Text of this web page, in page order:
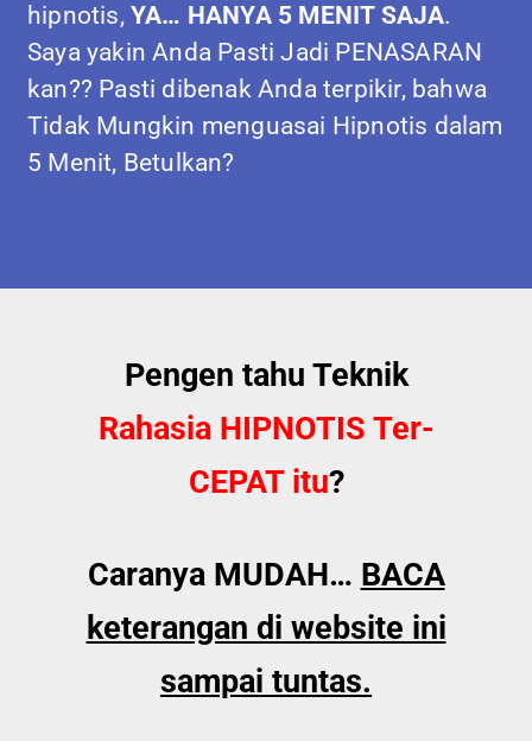
hipnotis, YA… HANYA 5 MENIT SAJA.
Saya yakin Anda Pasti Jadi PENASARAN
kan?? Pasti dibenak Anda terpikir, bahwa
Tidak Mungkin menguasai Hipnotis dalam
5 Menit, Betulkan?
Pengen tahu Teknik
Rahasia HIPNOTIS Ter-
CEPAT itu?
Caranya MUDAH… BACA
keterangan di website ini
sampai tuntas.